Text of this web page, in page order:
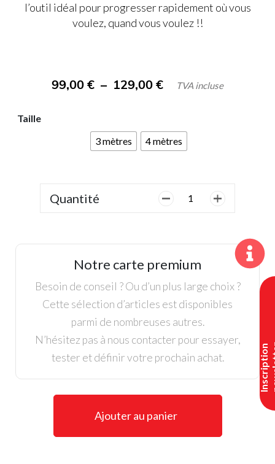
I
n
s
c
r
i
p
t
i
o
n
n
e
w
s
l
e
t
t
e
l’outil idéal pour progresser rapidement où vous
voulez, quand vous voulez !!
99,00 € – 129,00 €Plage
99,00 €
TVA incluse
Taille
3 mètres
4 mètres
Quantité
quantité
de
Strok'in
Notre carte premium
Besoin de conseil ? Ou d’un plus large choix ?
Cette sélection d’articles est disponibles
parmi de nombreuses autres.
N’hésitez pas à nous contacter pour essayer,
tester et définir votre prochain achat.
Ajouter au panier